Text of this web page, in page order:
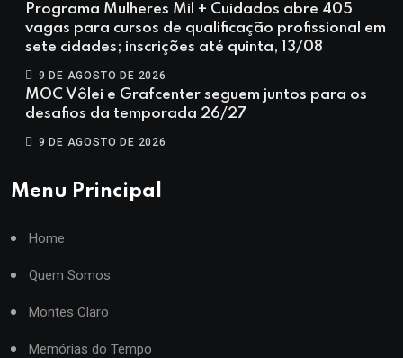
Programa Mulheres Mil + Cuidados abre 405
vagas para cursos de qualificação profissional em
sete cidades; inscrições até quinta, 13/08
9 DE AGOSTO DE 2026
MOC Vôlei e Grafcenter seguem juntos para os
desafios da temporada 26/27
9 DE AGOSTO DE 2026
Menu Principal
Home
Quem Somos
Montes Claro
Memórias do Tempo